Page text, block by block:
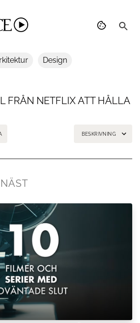
Design
FRÅN NETFLIX ATT HÅLLA
BESKRIVNING